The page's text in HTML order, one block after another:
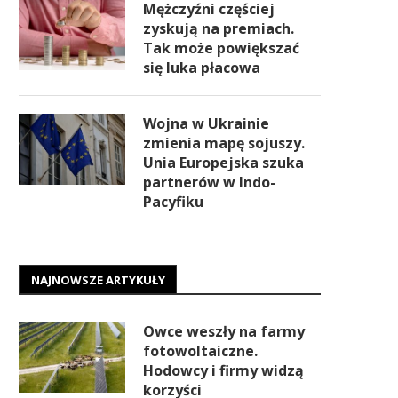
Mężczyźni częściej
zyskują na premiach.
Tak może powiększać
się luka płacowa
Wojna w Ukrainie
zmienia mapę sojuszy.
Unia Europejska szuka
partnerów w Indo-
Pacyfiku
NAJNOWSZE ARTYKUŁY
Owce weszły na farmy
fotowoltaiczne.
Hodowcy i firmy widzą
korzyści